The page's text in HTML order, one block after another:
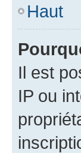
Haut
Il est
IP ou